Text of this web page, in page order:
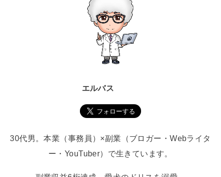
エルバス
30代男。本業（事務員）×副業（ブロガー・Webライタ
ー・YouTuber）で生きています。